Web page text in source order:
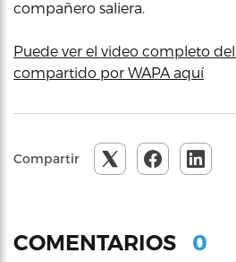
compañero saliera.
Puede ver el video completo
compartido por WAPA aquí
Compartir
COMENTARIOS 0